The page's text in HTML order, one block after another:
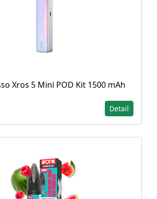
Xros 5 Mini POD Kit 1500 mAh
Detail